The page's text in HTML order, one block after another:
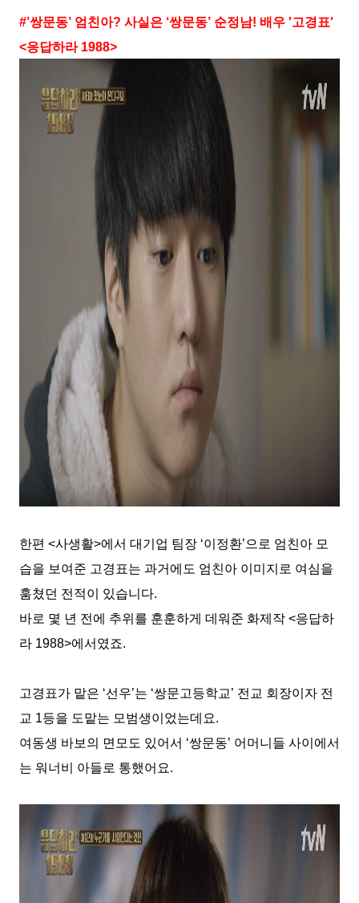
#’쌍문동’ 엄친아? 사실은 ‘쌍문동’ 순정남! 배우 '고경표'
<응답하라1988>
한편 <사생활>에서 대기업 팀장 ‘이정환’으로 엄친아 모
습을 보여준 고경표는 과거에도 엄친아 이미지로 여심을
훔쳤던 전적이 있습니다.
바로 몇 년 전에 추위를 훈훈하게 데워준 화제작 <응답하
라 1988>에서였죠.
고경표가 맡은 ‘선우’는 ‘쌍문고등학교’ 전교 회장이자 전
교 1등을 도맡는 모범생이었는데요.
여동생 바보의 면모도 있어서 ‘쌍문동’ 어머니들 사이에서
는 워너비 아들로 통했어요.